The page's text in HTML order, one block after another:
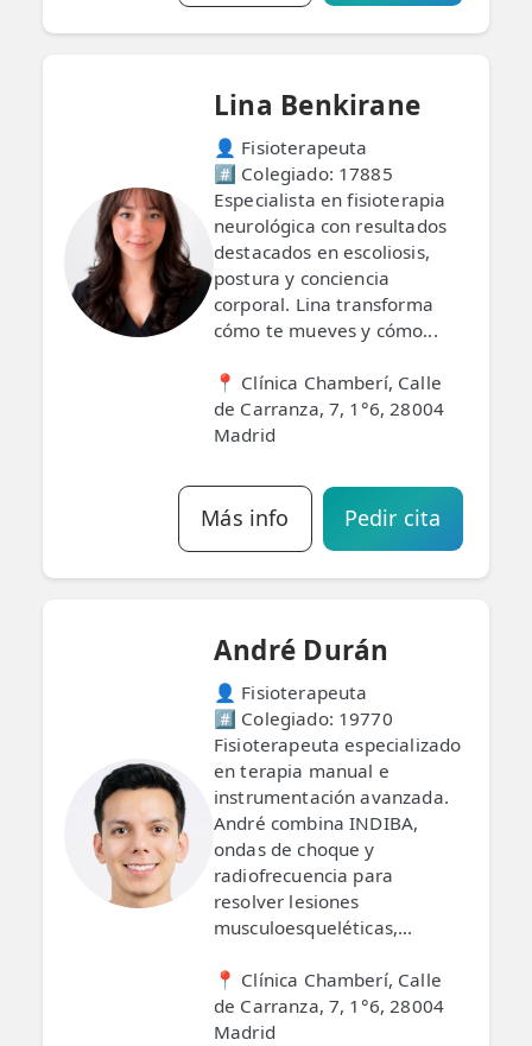
Lina Benkirane
👤 Fisioterapeuta
#️⃣ Colegiado: 17885
Especialista en fisioterapia
neurológica con resultados
destacados en escoliosis,
postura y conciencia
corporal. Lina transforma
cómo te mueves y cómo...
📍 Clínica Chamberí, Calle
de Carranza, 7, 1°6, 28004
Madrid
Más info Pedir cita
André Durán
👤 Fisioterapeuta
#️⃣ Colegiado: 19770
Fisioterapeuta especializado
en terapia manual e
instrumentación avanzada.
André combina INDIBA,
ondas de choque y
radiofrecuencia para
resolver lesiones
musculoesqueléticas,...
📍 Clínica Chamberí, Calle
de Carranza, 7, 1°6, 28004
Madrid